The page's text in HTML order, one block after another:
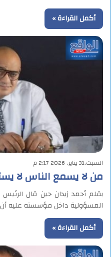
أكمل القراءة »
السبت,31 يناير, 2026 2:17 م
من لا يسمع الناس لا
بقلم أحمد زيدان حين قال
المسؤولية داخل مؤسسته عليه
أكمل القراءة »